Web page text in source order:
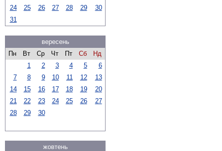
24
25 26 27 28 29
30
31
вересень
Пн
Вт Ср Чт Пт Сб
Нд
1
2 3 4 5
6
7
8 9 10 11 12
13
14
15 16 17 18 19
20
21
22 23 24 25 26
27
28
29 30
жовтень